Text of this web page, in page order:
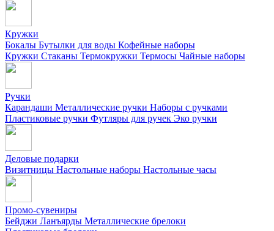
Кружки
Бокалы Бутылки для воды Кофейные наборы
Кружки Стаканы Термокружки Термосы Чайные наборы
Ручки
Карандаши Металлические ручки Наборы с ручками
Пластиковые ручки Футляры для ручек Эко ручки
Деловые подарки
Визитницы Настольные наборы Настольные часы
Промо-сувениры
Бейджи Ланъярды Металлические брелоки